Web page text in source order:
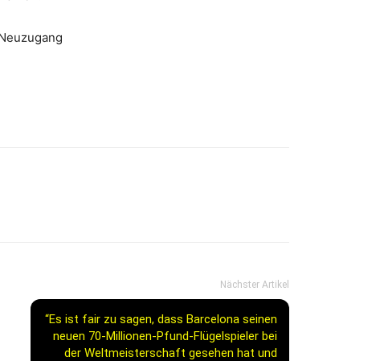
Nächster Artikel
“Es ist fair zu sagen, dass Barcelona seinen
neuen 70-Millionen-Pfund-Flügelspieler bei
der Weltmeisterschaft gesehen hat und